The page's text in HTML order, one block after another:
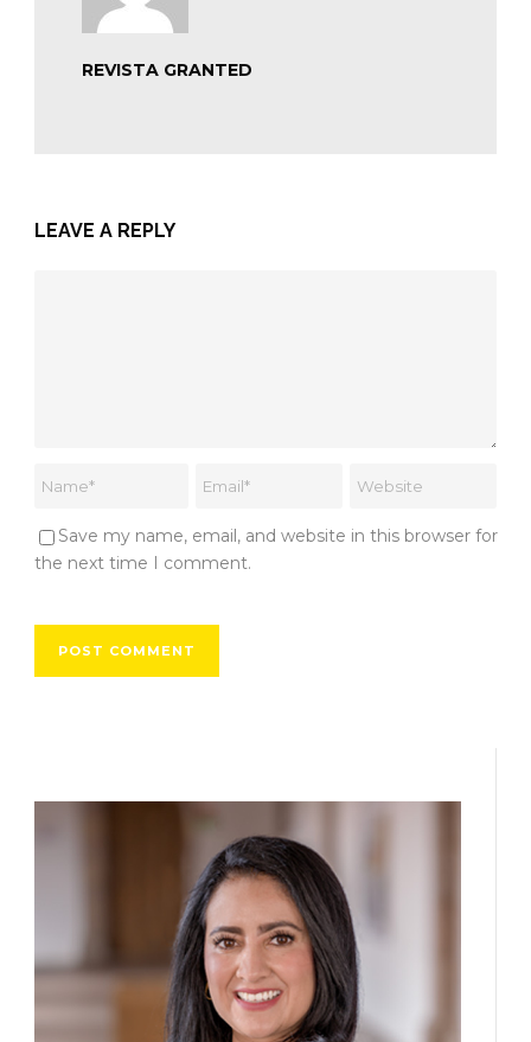
REVISTA GRANTED
LEAVE A REPLY
Save my name, email, and website in this browser for
the next time I comment.